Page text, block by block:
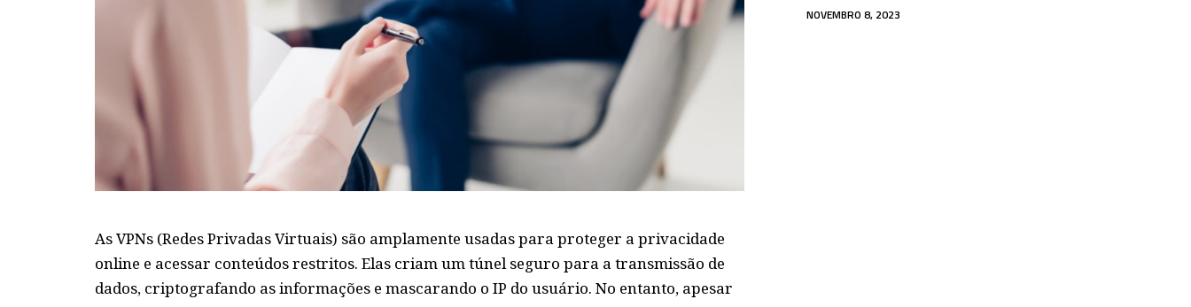
As VPNs (Redes Privadas Virtuais) são amplamente usadas para proteger a privacidade
online e acessar conteúdos restritos. Elas criam um túnel seguro para a transmissão de
dados, criptografando as informações e mascarando o IP do usuário. No entanto, apesar
NOVEMBRO 8, 2023